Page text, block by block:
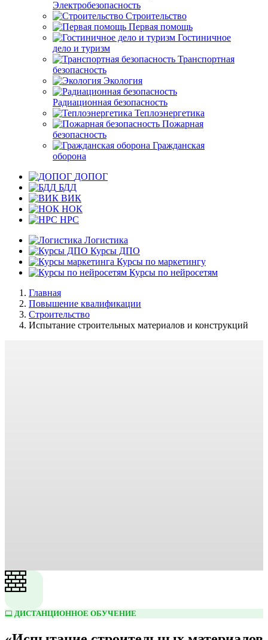
Электробезопасность
Строительство
Первая помощь
Гостиничное
дело и туризм
Транспортная
безопасность
Экология
Радиационная безопасность
Теплоэнергетика
Пожарная
безопасность
Гражданская
оборона
ДОПОГ
БДД
ВИК
НОК
НРС
Логистика
Курсы ДПО
Курсы по маркетингу
Курсы по нейросетям
Главная
Повышение квалификации
Строительство
Испытание строительных материалов и конструкций
ДИСТАНЦИОННОЕ ОБУЧЕНИЕ